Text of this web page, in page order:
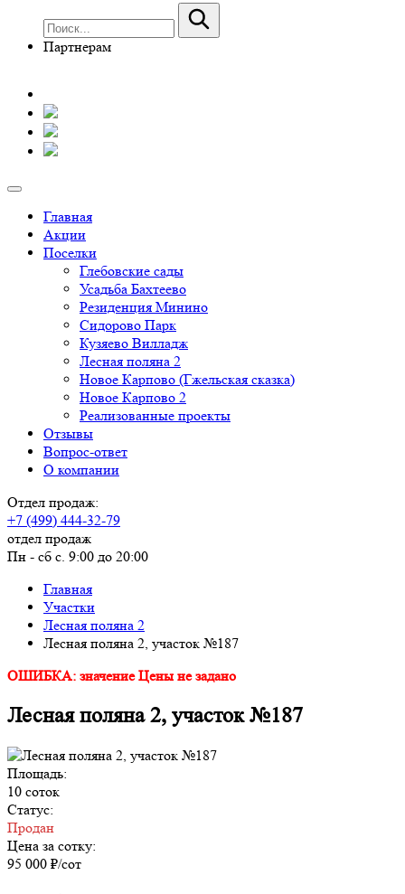
Партнерам
Главная
Акции
Поселки
Глебовские сады
Усадьба Бахтеево
Резиденция Минино
Сидорово Парк
Кузяево Вилладж
Лесная поляна 2
Новое Карпово (Гжельская сказка)
Новое Карпово 2
Реализованные проекты
Отзывы
Вопрос-ответ
О компании
Отдел продаж:
+7 (499) 444-32-79
отдел продаж
Пн - сб с. 9:00 до 20:00
Главная
Участки
Лесная поляна 2
Лесная поляна 2, участок №187
ОШИБКА: значение Цены не задано
Лесная поляна 2, участок №187
Площадь:
10 соток
Статус:
Продан
Цена за сотку:
95 000 ₽/сот